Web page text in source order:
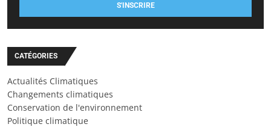
S'INSCRIRE
CATÉGORIES
Actualités Climatiques
Changements climatiques
Conservation de l'environnement
Politique climatique